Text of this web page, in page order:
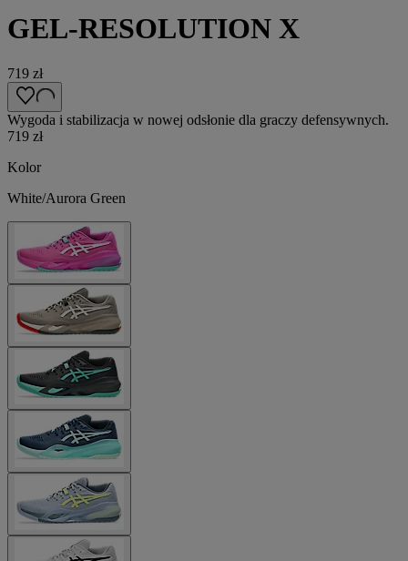
GEL-RESOLUTION X
719 zł
Wygoda i stabilizacja w nowej odsłonie dla graczy defensywnych.
719 zł
Kolor
White/Aurora Green